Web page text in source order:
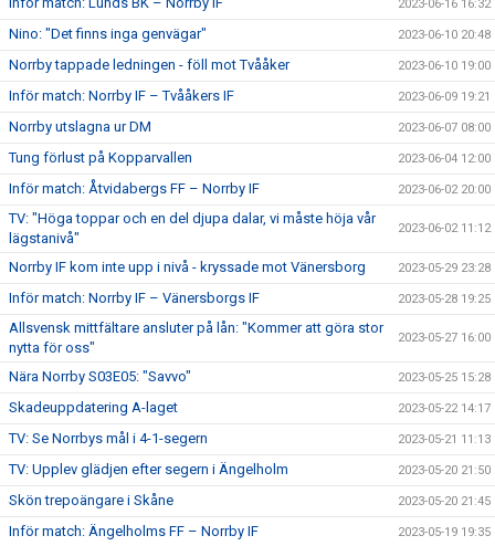
2023-06-16 16:32
Nino: "Det finns inga genvägar" 2023-06-10 20:48
Norrby tappade ledningen - föll mot Tvååker 2023-06-10 19:00
Inför match: Norrby IF – Tvååkers IF 2023-06-09 19:21
Norrby utslagna ur DM 2023-06-07 08:00
Tung förlust på Kopparvallen 2023-06-04 12:00
Inför match: Åtvidabergs FF – Norrby IF 2023-06-02 20:00
TV: "Höga toppar och en del djupa dalar, vi måste höja vår
lägstanivå"
2023-06-02 11:12
Norrby IF kom inte upp i nivå - kryssade mot Vänersborg 2023-05-29 23:28
Inför match: Norrby IF – Vänersborgs IF 2023-05-28 19:25
Allsvensk mittfältare ansluter på lån: "Kommer att göra stor
nytta för oss"
2023-05-27 16:00
Nära Norrby S03E05: "Savvo" 2023-05-25 15:28
Skadeuppdatering A-laget 2023-05-22 14:17
TV: Se Norrbys mål i 4-1-segern 2023-05-21 11:13
TV: Upplev glädjen efter segern i Ängelholm 2023-05-20 21:50
Skön trepoängare i Skåne 2023-05-20 21:45
Inför match: Ängelholms FF – Norrby IF 2023-05-19 19:35